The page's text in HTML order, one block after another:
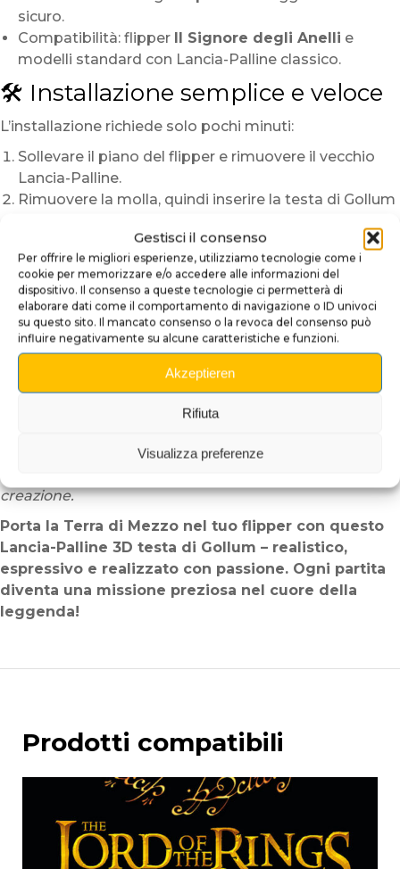
Gestisci il consenso
Per offrire le migliori esperienze, utilizziamo tecnologie come i
cookie per memorizzare e/o accedere alle informazioni del
dispositivo. Il consenso a queste tecnologie ci permetterà di
elaborare dati come il comportamento di navigazione o ID univoci
su questo sito. Il mancato consenso o la revoca del consenso può
influire negativamente su alcune caratteristiche e funzioni.
Akzeptieren
Rifiuta
Visualizza preferenze
sicuro.
Compatibilità: flipper Il Signore degli Anelli e
modelli standard con Lancia-Palline classico.
🛠️ Installazione semplice e veloce
L’installazione richiede solo pochi minuti:
Sollevare il piano del flipper e rimuovere il vecchio
Lancia-Palline.
Rimuovere la molla, quindi inserire la testa di Gollum
Riposizionare la molla e testare il movimento della
sfera.
In pochi istanti, il tuo flipper assumerà un aspetto
potente e suggestivo, in perfetta sintonia con lo spirito
de Il Signore degli Anelli.
🌑 Un pezzo da collezione per gli
amanti di Tolkien
pezzo unico. Le piccole variazioni di tonalità o
creazione.
Porta la Terra di Mezzo nel tuo flipper con questo
Lancia-Palline 3D testa di Gollum – realistico,
espressivo e realizzato con passione. Ogni partita
diventa una missione preziosa nel cuore della
leggenda!
Prodotti compatibili